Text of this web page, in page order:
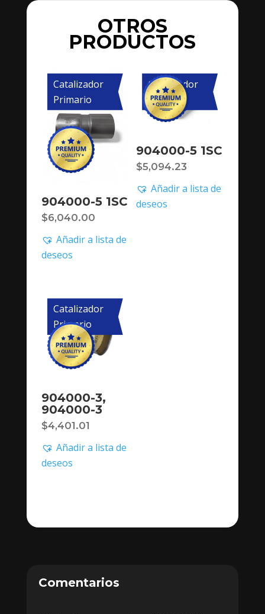
OTROS
PRODUCTOS
Catalizador
Primario
904000-5 1SC
$6,040.00
Añadir a lista de
deseos
Catalizador
Primario
904000-5 1SC
$5,094.23
Añadir a lista de
deseos
Catalizador
Primario
904000-3,
904000-3
$4,401.01
Añadir a lista de
deseos
Comentarios